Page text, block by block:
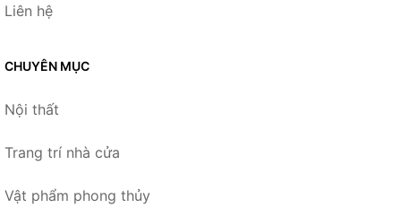
Liên hệ
CHUYÊN MỤC
Nội thất
Trang trí nhà cửa
Vật phẩm phong thủy